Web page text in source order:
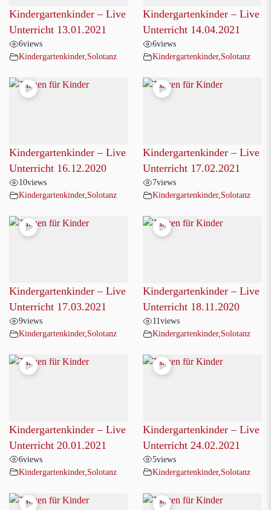
Kindergartenkinder – Live
Unterricht 13.01.2021
6views
Kindergartenkinder,Solotanz
Kindergartenkinder – Live
Unterricht 14.04.2021
6views
Kindergartenkinder,Solotanz
Kindergartenkinder – Live
Unterricht 16.12.2020
10views
Kindergartenkinder, Solotanz
Kindergartenkinder – Live
Unterricht 17.02.2021
7views
Kindergartenkinder, Solotanz
Kindergartenkinder – Live
Unterricht 17.03.2021
9views
Kindergartenkinder, Solotanz
Kindergartenkinder – Live
Unterricht 18.11.2020
11views
Kindergartenkinder, Solotanz
Kindergartenkinder – Live
Unterricht 20.01.2021
6views
Kindergartenkinder, Solotanz
Kindergartenkinder – Live
Unterricht 24.02.2021
5views
Kindergartenkinder, Solotanz